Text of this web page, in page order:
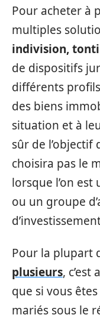
Pour acheter à
multiples
indivision,
de dispositifs
différents
des biens
situation et à
sûr de
choisira pas le
lorsque l’on est
ou un groupe
Pour la plupart
plusieurs, c’est
que si vous
mariés sous le